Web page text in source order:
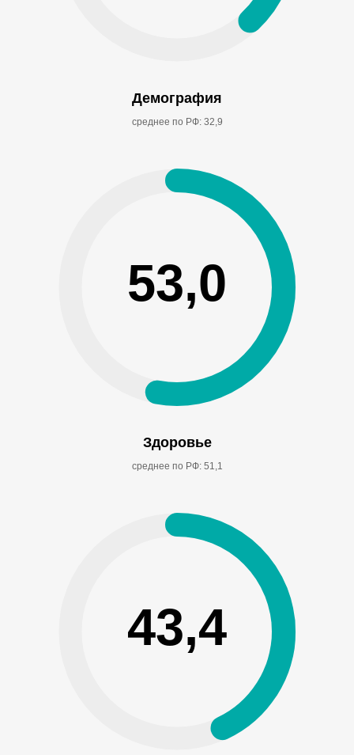
Демография
среднее по РФ: 32,9
53,0
Здоровье
среднее по РФ: 51,1
43,4